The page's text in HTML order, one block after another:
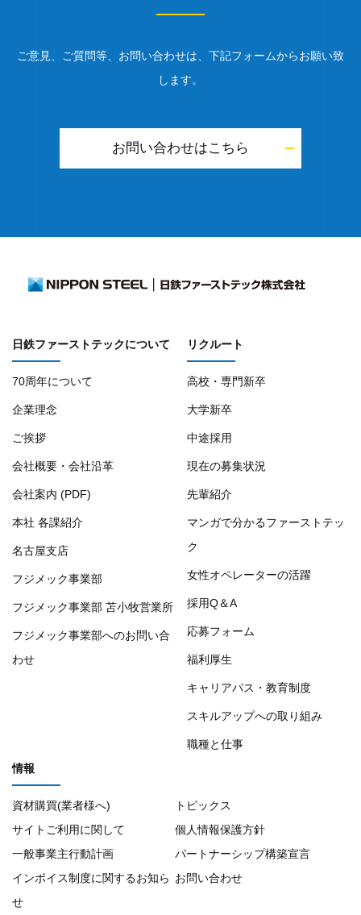
ご意見、ご質問等、お問い合わせは、下記フォームからお願い致
します。
お問い合わせはこちら
日鉄ファーストテックについて
70周年について
企業理念
ご挨拶
会社概要・会社沿革
会社案内 (PDF)
本社 各課紹介
名古屋支店
フジメック事業部
フジメック事業部 苫小牧営業所
フジメック事業部へのお問い合
わせ
リクルート
高校・専門新卒
大学新卒
中途採用
現在の募集状況
先輩紹介
マンガで分かるファーストテッ
ク
女性オペレーターの活躍
採用Q＆A
応募フォーム
福利厚生
キャリアパス・教育制度
スキルアップへの取り組み
職種と仕事
情報
資材購買(業者様へ)
トピックス
サイトご利用に関して
個人情報保護方針
一般事業主行動計画
パートナーシップ構築宣言
インボイス制度に関するお知ら
せ
お問い合わせ